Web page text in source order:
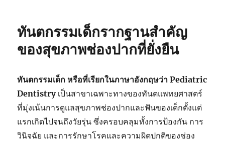
ทันตกรรมเด็กรากฐานสำคัญ
ของสุขภาพช่องปากที่ยั่งยืน
ทันตกรรมเด็ก หรือที่เรียกในภาษาอังกฤษว่าPediatric
Dentistryเป็นสาขาเฉพาะทางของทันตแพทยศาสตร์
ที่มุ่งเน้นการดูแลสุขภาพช่องปากและฟันของเด็กตั้งแต่
แรกเกิดไปจนถึงวัยรุ่น ซึ่งครอบคลุมทั้งการป้องกัน การ
วินิจฉัย และการรักษาโรคและความผิดปกติของช่อง